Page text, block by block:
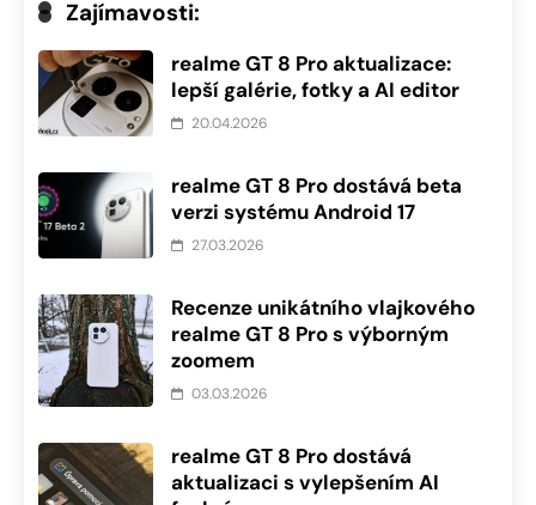
Zajímavosti:
realme GT 8 Pro aktualizace:
lepší galérie, fotky a AI editor
20.04.2026
realme GT 8 Pro dostává beta
verzi systému Android 17
27.03.2026
Recenze unikátního vlajkového
realme GT 8 Pro s výborným
zoomem
03.03.2026
realme GT 8 Pro dostává
aktualizaci s vylepšením AI